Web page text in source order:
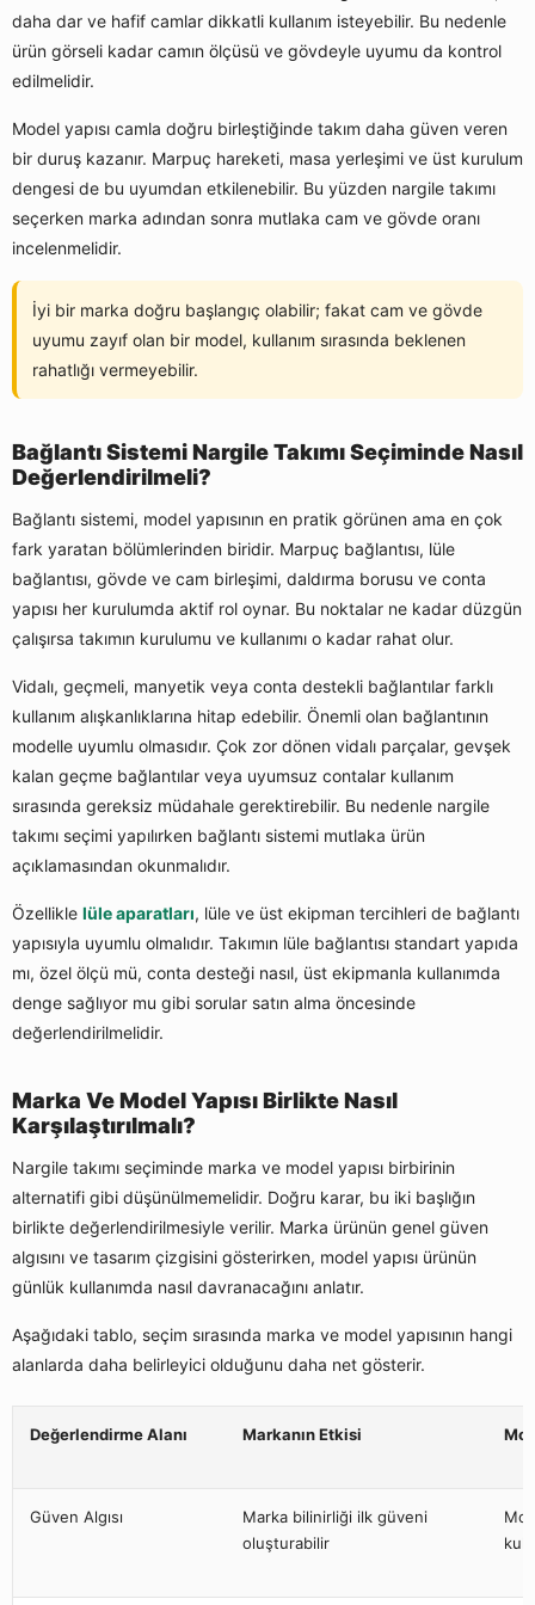
daha dar ve hafif camlar dikkatli kullanım isteyebilir. Bu nedenle
ürün görseli kadar camın ölçüsü ve gövdeyle uyumu da kontrol
edilmelidir.
Model yapısı camla doğru birleştiğinde takım daha güven veren
bir duruş kazanır. Marpuç hareketi, masa yerleşimi ve üst kurulum
dengesi de bu uyumdan etkilenebilir. Bu yüzden nargile takımı
seçerken marka adından sonra mutlaka cam ve gövde oranı
incelenmelidir.
İyi bir marka doğru başlangıç olabilir; fakat cam ve gövde
uyumu zayıf olan bir model, kullanım sırasında beklenen
rahatlığı vermeyebilir.
Bağlantı Sistemi Nargile Takımı Seçiminde Nasıl
Değerlendirilmeli?
Bağlantı sistemi, model yapısının en pratik görünen ama en çok
fark yaratan bölümlerinden biridir. Marpuç bağlantısı, lüle
bağlantısı, gövde ve cam birleşimi, daldırma borusu ve conta
yapısı her kurulumda aktif rol oynar. Bu noktalar ne kadar düzgün
çalışırsa takımın kurulumu ve kullanımı o kadar rahat olur.
Vidalı, geçmeli, manyetik veya conta destekli bağlantılar farklı
kullanım alışkanlıklarına hitap edebilir. Önemli olan bağlantının
modelle uyumlu olmasıdır. Çok zor dönen vidalı parçalar, gevşek
kalan geçme bağlantılar veya uyumsuz contalar kullanım
sırasında gereksiz müdahale gerektirebilir. Bu nedenle nargile
takımı seçimi yapılırken bağlantı sistemi mutlaka ürün
açıklamasından okunmalıdır.
Özellikle lüle aparatları, lüle ve üst ekipman tercihleri de bağlantı
yapısıyla uyumlu olmalıdır. Takımın lüle bağlantısı standart yapıda
mı, özel ölçü mü, conta desteği nasıl, üst ekipmanla kullanımda
denge sağlıyor mu gibi sorular satın alma öncesinde
değerlendirilmelidir.
Marka Ve Model Yapısı Birlikte Nasıl
Karşılaştırılmalı?
Nargile takımı seçiminde marka ve model yapısı birbirinin
alternatifi gibi düşünülmemelidir. Doğru karar, bu iki başlığın
birlikte değerlendirilmesiyle verilir. Marka ürünün genel güven
algısını ve tasarım çizgisini gösterirken, model yapısı ürünün
günlük kullanımda nasıl davranacağını anlatır.
Aşağıdaki tablo, seçim sırasında marka ve model yapısının hangi
alanlarda daha belirleyici olduğunu daha net gösterir.
Değerlendirme Alanı Markanın Etkisi
Güven Algısı
Marka bilinirliği ilk güveni
oluşturabilir